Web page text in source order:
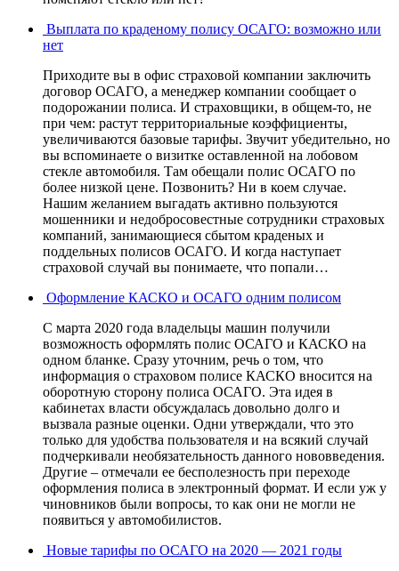
Выплата по краденому полису ОСАГО: возможно или
нет
Приходите вы в офис страховой компании заключить
договор ОСАГО, а менеджер компании сообщает о
подорожании полиса. И страховщики, в общем-то, не
при чем: растут территориальные коэффициенты,
увеличиваются базовые тарифы. Звучит убедительно, но
вы вспоминаете о визитке оставленной на лобовом
стекле автомобиля. Там обещали полис ОСАГО по
более низкой цене. Позвонить? Ни в коем случае.
Нашим желанием выгадать активно пользуются
мошенники и недобросовестные сотрудники страховых
компаний, занимающиеся сбытом краденых и
поддельных полисов ОСАГО. И когда наступает
страховой случай вы понимаете, что попали…
Оформление КАСКО и ОСАГО одним полисом
С марта 2020 года владельцы машин получили
возможность оформлять полис ОСАГО и КАСКО на
одном бланке. Сразу уточним, речь о том, что
информация о страховом полисе КАСКО вносится на
оборотную сторону полиса ОСАГО. Эта идея в
кабинетах власти обсуждалась довольно долго и
вызвала разные оценки. Одни утверждали, что это
только для удобства пользователя и на всякий случай
подчеркивали необязательность данного нововведения.
Другие – отмечали ее бесполезность при переходе
оформления полиса в электронный формат. И если уж у
чиновников были вопросы, то как они не могли не
появиться у автомобилистов.
Новые тарифы по ОСАГО на 2020 — 2021 годы